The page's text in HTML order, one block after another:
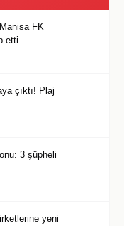
FK
etti
çıktı! Plaj
3 şüpheli
yeni